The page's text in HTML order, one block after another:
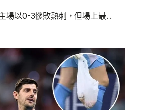
場以0-3慘敗熱刺，但場上最...